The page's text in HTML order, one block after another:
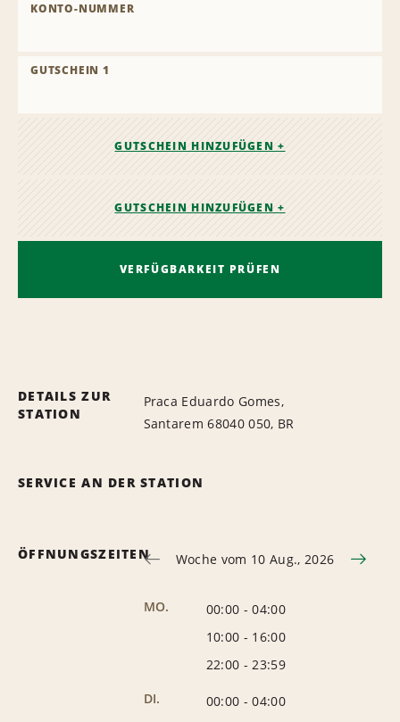
KONTO-NUMMER
GUTSCHEIN 1
GUTSCHEIN HINZUFÜGEN +
GUTSCHEIN HINZUFÜGEN +
VERFÜGBARKEIT PRÜFEN
DETAILS ZUR
STATION
Praca Eduardo Gomes,
Santarem 68040 050, BR
SERVICE AN DER STATION
ÖFFNUNGSZEITEN Woche vom 10 Aug., 2026
MO. 00:00 -04:00
10:00 - 16:00
22:00 - 23:59
DI.
00:00 -04:00